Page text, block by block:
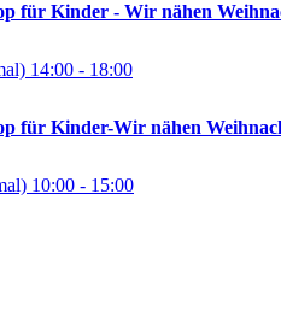
für Kinder - Wir nähen
14:00 - 18:00
für Kinder-Wir nähen
10:00 - 15:00